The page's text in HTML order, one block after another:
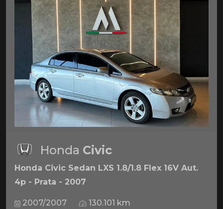
Honda Civic
Honda Civic Sedan LXS 1.8/1.8 Flex 16V Aut.
4p - Prata - 2007
2007/2007 130.101 km